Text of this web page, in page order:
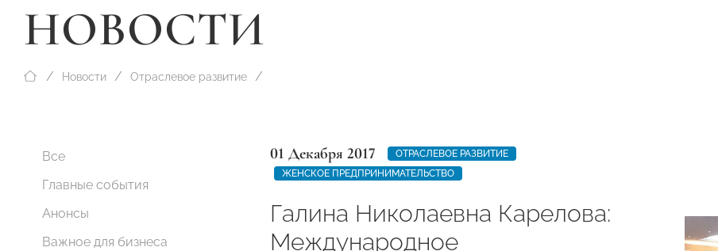
НОВОСТИ
Новости Отраслевое развитие
Все
Главные события
Анонсы
Важное для бизнеса
01 Декабря 2017
ОТРАСЛЕВОЕ РАЗВИТИЕ
ЖЕНСКОЕ ПРЕДПРИНИМАТЕЛЬСТВО
Галина Николаевна Карелова:
Международное